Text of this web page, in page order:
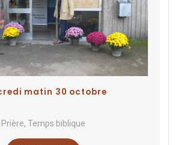
matin 30 octobre
Prière, Temps biblique